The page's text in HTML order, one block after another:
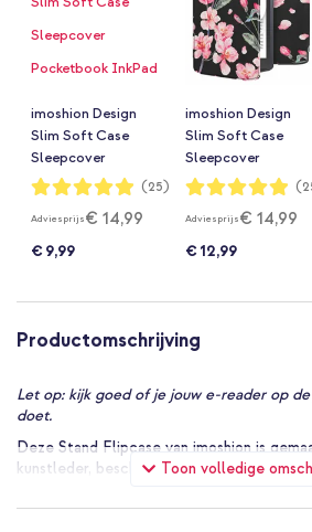
imoshion Design
Slim Soft Case
Sleepcover
Pocketbook InkPad
Orange Flowers
Connect
Waardering:
98%
(25)
Adviesprijs€ 14,99
€ 9,99
imoshion Design
Slim Soft Case
Sleepcover
Pocketbook InkPad
Blossom
Waardering:
98%
Adviesprijs€ 14,99
€ 12,99
Productomschrijving
Toon volledige
Let op: kijk goed of je jouw e-reader op
doet.
Deze Stand Flipcase van imoshion is
kunstleder, beschikt over een stevige
te zetten om de ideale kijkhoek te